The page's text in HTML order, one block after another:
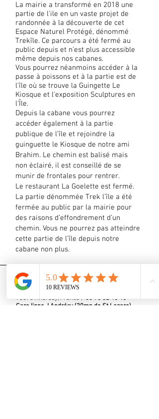
La mairie a transformé en 2018 une
partie de l'ile en un vaste projet de
randonnée à la découverte de cet
Espace Naturel Protégé, dénommé
Trekîle. Ce parcours a été fermé au
public depuis et n'est plus accessible
même depuis nos cabanes.
Vous pourrez néanmoins accéder à la
passe à poissons et à la partie est de
l'île où se trouve la Guingette Le
Kiosque et l'exposition Sculptures en
l'Île.
Depuis la cabane vous pourrez
accéder également à la partie
publique de l’île et rejoindre la
guinguette le Kiosque de notre ami
Brahim. Le chemin est balisé mais
non éclairé, il est conseillé de se
munir de frontales pour rentrer.
Le restaurant La Goelette est fermé.
La partie dénommée Trek l’île a été
fermée au public par la mairie pour
des raisons d’effondrement d’un
chemin. Vous ne pourrez pas atteindre
cette partie de l’île depuis notre
cabane non plus.
2 lieu-dit ile du Devant
78570 Andrésy, France |06 75 02 45 40
Gare ligne J Andrésy (30mn de St Lazare)